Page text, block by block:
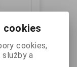
cookies
cookies,
a